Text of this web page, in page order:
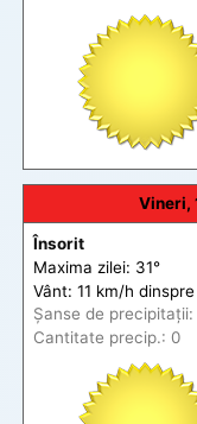
Vineri,
Însorit
Maxima zilei: 31°
Vânt: 11 km/h dinspre
Șanse de precipitații:
Cantitate precip.: 0